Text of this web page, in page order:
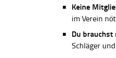
Keine
im Verein
Du
Schläger